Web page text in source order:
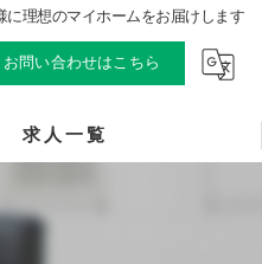
理想のマイホームをお届けします
お問い合わせはこちら
求人一覧